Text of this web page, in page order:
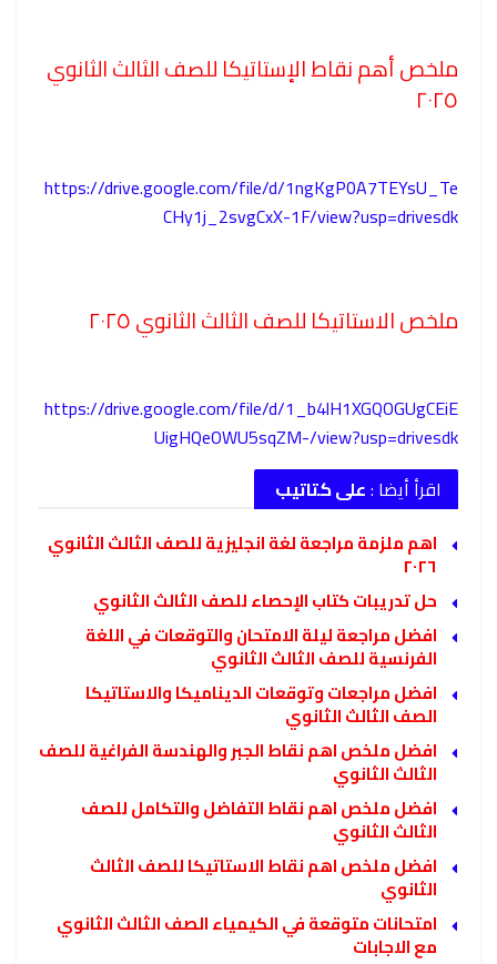
ملخص أهم نقاط الإستاتيكا للصف الثالث الثانوي
٢٠٢٥
https://drive.google.com/file/d/1ngKgP0A7TEYsU_Te
CHy1j_2svgCxX-1F/view?usp=drivesdk
ملخص الاستاتيكا للصف الثالث الثانوي ٢٠٢٥
https://drive.google.com/file/d/1_b4lH1XGQOGUgCEiE
UigHQeOWU5sqZM-/view?usp=drivesdk
اقرأ أيضا :على كتاتيب
اهم ملزمة مراجعة لغة انجليزية للصف الثالث الثانوي
٢٠٢٦
حل تدريبات كتاب الإحصاء للصف الثالث الثانوي
افضل مراجعة ليلة الامتحان والتوقعات في اللغة
الفرنسية للصف الثالث الثانوي
افضل مراجعات وتوقعات الديناميكا والاستاتيكا
الصف الثالث الثانوي
افضل ملخص اهم نقاط الجبر والهندسة الفراغية للصف
الثالث الثانوي
افضل ملخص اهم نقاط التفاضل والتكامل للصف
الثالث الثانوي
افضل ملخص اهم نقاط الاستاتيكا للصف الثالث
الثانوي
امتحانات متوقعة في الكيمياء الصف الثالث الثانوي
مع الاجابات